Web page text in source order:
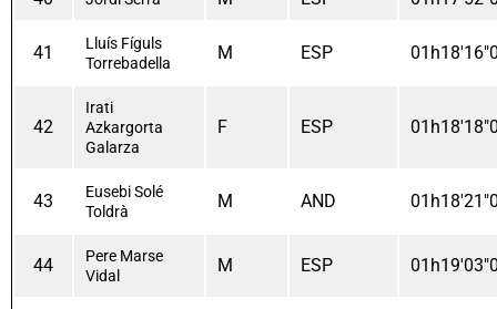
41
Lluís Fíguls
Torrebadella
M ESP
42
Irati
Azkargorta
Galarza
F ESP
43
Eusebi Solé
Toldrà
M AND
44
Pere Marse
Vidal
M ESP